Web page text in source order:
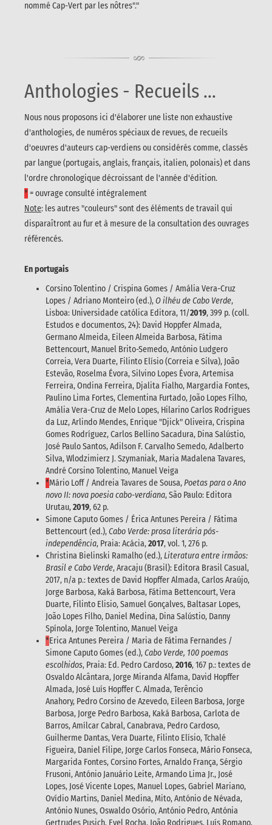
nommé Cap-Vert par les nôtres"."
Anthologies - Recueils ...
Nous nous proposons ici d'élaborer une liste non exhaustive
d'anthologies, de numéros spéciaux de revues, de recueils
d'oeuvres d'auteurs cap-verdiens ou considérés comme, classés
par langue (portugais, anglais, français, italien, polonais) et dans
l'ordre chronologique décroissant de l'année d'édition.
*= ouvrage consulté intégralement
Note: les autres "couleurs" sont des éléments de travail qui
disparaîtront au fur et à mesure de la consultation des ouvrages
référencés.
En portugais
Corsino Tolentino / Crispina Gomes / Amália Vera-Cruz
Lopes / Adriano Monteiro (ed.),O ilhéu de Cabo Verde,
Lisboa: Universidade católica Editora, 11/2019, 399 p. (coll.
Estudos e documentos, 24): David Hoppfer Almada,
Germano Almeida, Eileen Almeida Barbosa, Fátima
Bettencourt, Manuel Brito-Semedo, António Ludgero
Correia, Vera Duarte, Filinto Elísio (Correia e Silva), João
Estevão, Roselma Évora, Silvino Lopes Évora, Artemisa
Ferreira, Ondina Ferreira, Djalita Fialho, Margardia Fontes,
Paulino Lima Fortes, Clementina Furtado, João Lopes Filho,
Amália Vera-Cruz de Melo Lopes, Hilarino Carlos Rodrigues
da Luz, Arlindo Mendes, Enrique "Djick" Oliveira, Crispina
Gomes Rodríguez, Carlos Bellino Sacadura, Dina Salústio,
José Paulo Santos, Adilson F. Carvalho Semedo, Adalberto
Silva, Wlodzimierz J. Szymaniak, Maria Madalena Tavares,
André Corsino Tolentino, Manuel Veiga
*Mário Loff / Andreia Tavares de Sousa,Poetas para o Ano
novo II: nova poesia cabo-verdiana, São Paulo: Editora
Urutau,2019, 62 p.
Simone Caputo Gomes / Érica Antunes Pereira / Fátima
Bettencourt (ed.),Cabo Verde: prosa literária pós-
independência, Praia: Acácia,2017, vol. 1, 276 p.
Christina Bielinski Ramalho (ed.),Literatura entre irmãos:
Brasil e Cabo Verde, Aracaju (Brasil): Editora Brasil Casual,
2017, n/a p.: textes de David Hopffer Almada, Carlos Araújo,
Jorge Barbosa, Kaká Barbosa, Fátima Bettencourt, Vera
Duarte, Filinto Elisio, Samuel Gonçalves, Baltasar Lopes,
João Lopes Filho, Daniel Medina, Dina Salústio, Danny
Spínola, Jorge Tolentino, Manuel Veiga
*Erica Antunes Pereira / Maria de Fátima Fernandes /
Simone Caputo Gomes (ed.),Cabo Verde, 100 poemas
escolhidos, Praia: Ed. Pedro Cardoso,2016, 167 p.: textes de
Osvaldo Alcântara, Jorge Miranda Alfama, David Hopffer
Almada, José Luís Hopffer C. Almada, Terêncio
Anahory, Pedro Corsino de Azevedo, Eileen Barbosa, Jorge
Barbosa, Jorge Pedro Barbosa, Kaká Barbosa, Carlota de
Barros, Amílcar Cabral, Canabrava, Pedro Cardoso,
Guilherme Dantas, Vera Duarte, Filinto Elísio, Tchalé
Figueira, Daniel Filipe, Jorge Carlos Fonseca, Mário Fonseca,
Margarida Fontes, Corsino Fortes, Arnaldo França, Sérgio
Frusoni, António Januário Leite, Armando Lima Jr., José
Lopes, José Vicente Lopes, Manuel Lopes, Gabriel Mariano,
Ovídio Martins, Daniel Medina, Mito, António de Névada,
António Nunes, Oswaldo Osório, António Pedro, Antónia
Gertrudes Pusich, Evel Rocha, João Rodrigues, Luís Romano,